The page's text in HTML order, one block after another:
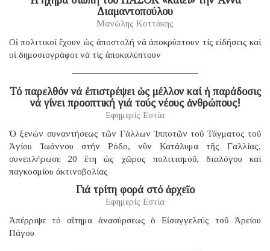
Διαμαντοπούλου
Μανώλης Κοττάκης
Οἱ πολιτικοί ἔχουν ὡς ἀποστολή νά ἀποκρύπτουν τίς εἰδήσεις καί
οἱ δημοσιογράφοι νά τίς ἀποκαλύπτουν
Τό παρελθόν νά ἐπιστρέψει ὡς μέλλον καί ἡ παράδοσις
νά γίνει προοπτική γιά τούς νέους ἀνθρώπους!
Εφημερίς Εστία
Ὁ ξενών συναντήσεως τῶν Γάλλων Ἱπποτῶν τοῦ Τάγματος τοῦ
Ἁγίου Ἰωάννου στήν Ρόδο, νῦν Κατάλυμα τῆς Γαλλίας,
συνεπλήρωσε 20 ἔτη ὡς χῶρος πολιτισμοῦ, διαλόγου καί
παγκοσμίου ἀκτινοβολίας
Γιά τρίτη φορά στό ἀρχεῖο
Εφημερίς Εστία
Ἀπέρριψε τό αἴτημα ἀνασύρσεως ὁ Εἰσαγγελεύς τοῦ Ἀρείου
Πάγου